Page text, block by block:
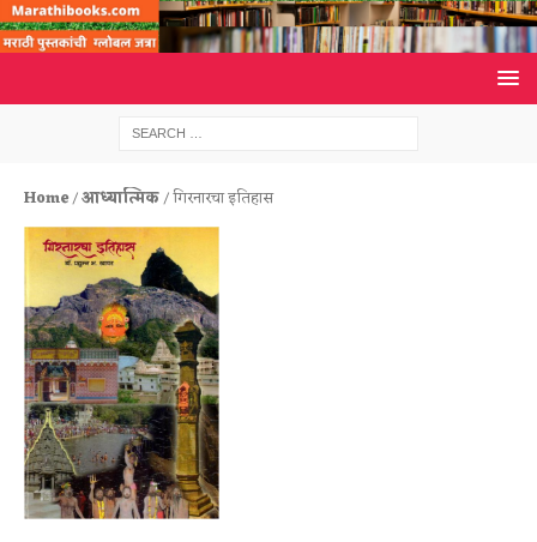
Home/आध्यात्मिक/ गिरनारचा इतिहास